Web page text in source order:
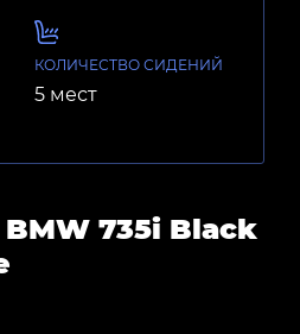
КОЛИЧЕСТВО СИДЕНИЙ
5 мест
735i Black